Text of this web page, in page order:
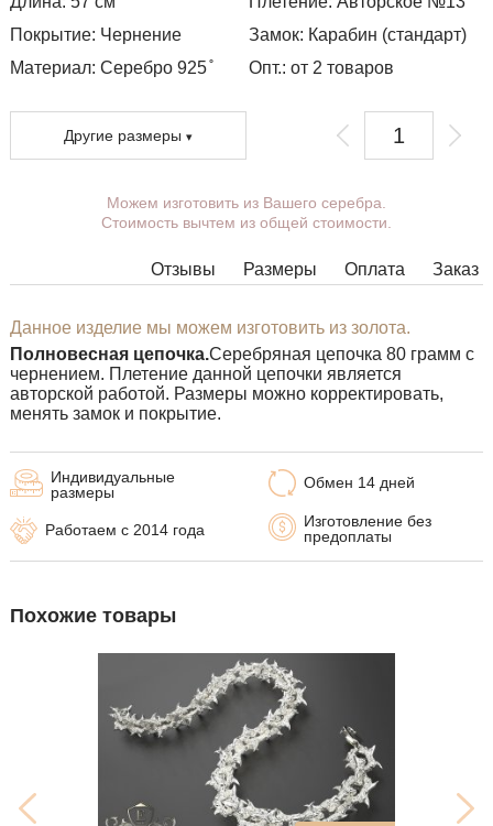
Покрытие: Чернение Замок: Карабин (стандарт)
Материал: Серебро 925 ̊
Опт.: от 2 товаров
Другие размеры
Вы можете выбрать покрытие,
массу, длину, ширину, замок.
комбинациями ширины, длины и
менеджеры свяжутся с Вами.
Можем изготовить из Вашего серебра.
Стоимость вычтем из общей стоимости.
Отзывы Заказ
Оплата
Размеры
Данное изделие мы можем изготовить из золота.
Полновесная цепочка.Серебряная цепочка 80 грамм с
чернением. Плетение данной цепочки является
авторской работой. Размеры можно корректировать,
менять замок и покрытие.
Обмен 14 дней
Изготовление без
предоплаты
Индивидуальные
размеры
Работаем с 2014 года
Похожие товары